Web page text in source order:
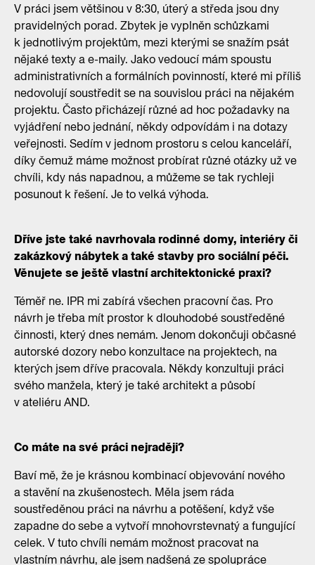
V práci jsem většinou v 8:30, úterý a středa jsou dny
pravidelných porad. Zbytek je vyplněn schůzkami
k jednotlivým projektům, mezi kterými se snažím psát
nějaké texty a e-maily. Jako vedoucí mám spoustu
administrativních a formálních povinností, které mi příliš
nedovolují soustředit se na souvislou práci na nějakém
projektu. Často přicházejí různé ad hoc požadavky na
vyjádření nebo jednání, někdy odpovídám i na dotazy
veřejnosti. Sedím v jednom prostoru s celou kanceláří,
díky čemuž máme možnost probírat různé otázky už ve
chvíli, kdy nás napadnou, a můžeme se tak rychleji
posunout k řešení. Je to velká výhoda.
Dříve jste také navrhovala rodinné domy, interiéry či
zakázkový nábytek a také stavby pro sociální péči.
Věnujete se ještě vlastní architektonické praxi?
Téměř ne. IPR mi zabírá všechen pracovní čas. Pro
návrh je třeba mít prostor k dlouhodobé soustředěné
činnosti, který dnes nemám. Jenom dokončuji občasné
autorské dozory nebo konzultace na projektech, na
kterých jsem dříve pracovala. Někdy konzultuji práci
svého manžela, který je také architekt a působí
v ateliéru AND.
Co máte na své práci nejraději?
Baví mě, že je krásnou kombinací objevování nového
a stavění na zkušenostech. Měla jsem ráda
soustředěnou práci na návrhu a potěšení, když vše
zapadne do sebe a vytvoří mnohovrstevnatý a fungující
celek. V tuto chvíli nemám možnost pracovat na
vlastním návrhu, ale jsem nadšená ze spolupráce